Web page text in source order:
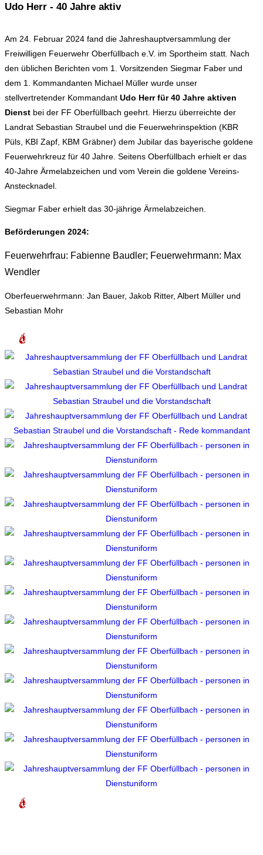
Udo Herr - 40 Jahre aktiv
Am 24. Februar 2024 fand die Jahreshauptversammlung der
Freiwilligen Feuerwehr Oberfüllbach e.V. im Sportheim statt. Nach
den üblichen Berichten vom 1. Vorsitzenden Siegmar Faber und
dem 1. Kommandanten Michael Müller wurde unser
stellvertretender Kommandant Udo Herr für 40 Jahre aktiven
Dienst bei der FF Oberfüllbach geehrt. Hierzu überreichte der
Landrat Sebastian Straubel und die Feuerwehrinspektion (KBR
Püls, KBI Zapf, KBM Gräbner) dem Jubilar das bayerische goldene
Feuerwehrkreuz für 40 Jahre. Seitens Oberfüllbach erhielt er das
40-Jahre Ärmelabzeichen und vom Verein die goldene Vereins-
Anstecknadel.
Siegmar Faber erhielt das 30-jährige Ärmelabzeichen.
Beförderungen 2024:
Feuerwehrfrau: Fabienne Baudler; Feuerwehrmann: Max
Wendler
Oberfeuerwehrmann: Jan Bauer, Jakob Ritter, Albert Müller und
Sebastian Mohr